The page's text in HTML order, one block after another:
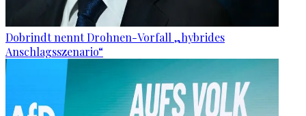
Dobrindt nennt Drohnen-Vorfall „hybrides
Anschlagsszenario“